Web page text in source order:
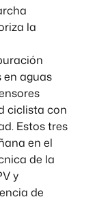
la
en aguas
ciclista con
Estos tres
en el
de la
y
de